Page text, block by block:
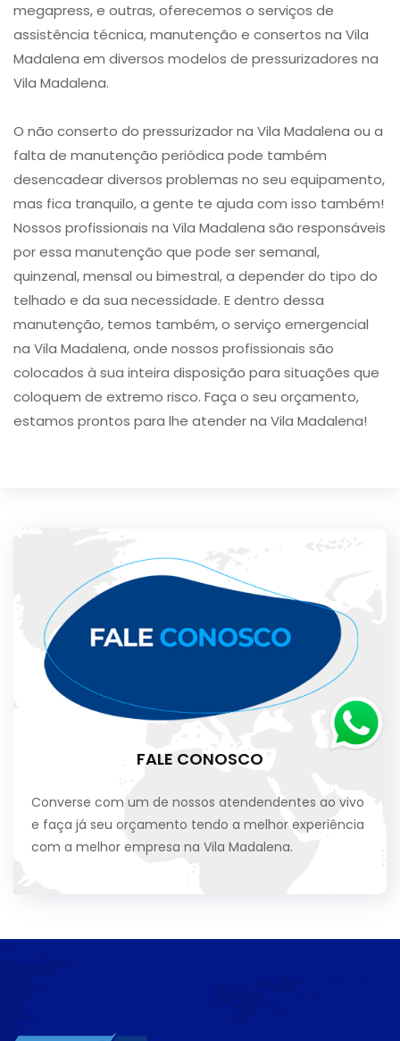
megapress, e outras, oferecemos o serviços de
assistência técnica, manutenção e consertos na Vila
Madalena em diversos modelos de pressurizadores na
Vila Madalena.
O não conserto do pressurizador na Vila Madalena ou a
falta de manutenção periódica pode também
desencadear diversos problemas no seu equipamento,
mas fica tranquilo, a gente te ajuda com isso também!
Nossos profissionais na Vila Madalena são responsáveis
por essa manutenção que pode ser semanal,
quinzenal, mensal ou bimestral, a depender do tipo do
telhado e da sua necessidade. E dentro dessa
manutenção, temos também, o serviço emergencial
na Vila Madalena, onde nossos profissionais são
colocados à sua inteira disposição para situações que
coloquem de extremo risco. Faça o seu orçamento,
estamos prontos para lhe atender na Vila Madalena!
FALE CONOSCO
Converse com um de nossos atendendentes ao vivo
e faça já seu orçamento tendo a melhor experiência
com a melhor empresa na Vila Madalena.